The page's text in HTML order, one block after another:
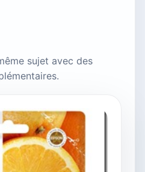
sujet avec des